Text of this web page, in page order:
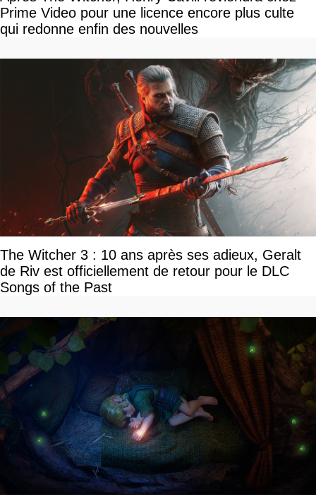
Prime Video pour une licence encore plus culte
qui redonne enfin des nouvelles
The Witcher 3 : 10 ans après ses adieux, Geralt
de Riv est officiellement de retour pour le DLC
Songs of the Past